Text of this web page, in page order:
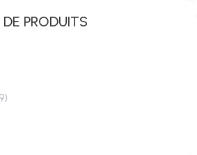
PRODUITS